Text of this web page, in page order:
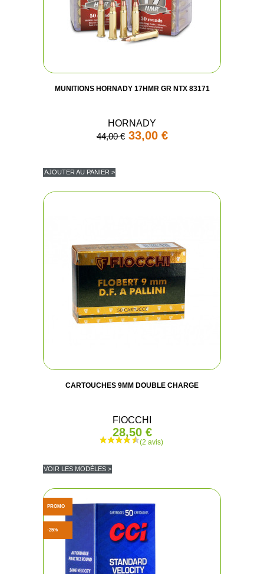
MUNITIONS HORNADY 17HMR GR NTX 83171
HORNADY
44,00 € 33,00 €
AJOUTER AU PANIER >
CARTOUCHES 9MM DOUBLE CHARGE
FIOCCHI
28,50 €
VOIR LES MODÈLES >
PROMO
-25%